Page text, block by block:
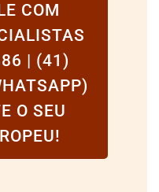
COM
| (41)
O SEU